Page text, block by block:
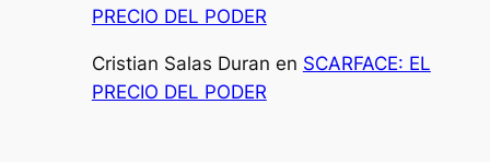
PRECIO DEL PODER
Cristian Salas Duran en SCARFACE: EL
PRECIO DEL PODER